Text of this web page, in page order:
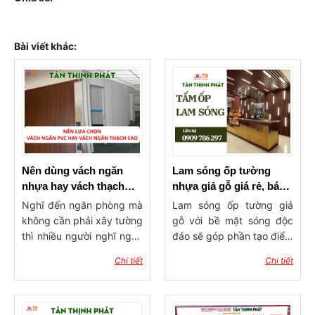
Bài viết khác:
Nên dùng vách ngăn
nhựa hay vách thạch
cao ngăn phòng?
Nghĩ đến ngăn phòng mà
không cần phải xây tường
thì nhiều người nghĩ ngay
biến hiện nay đó là vách
ngăn nhựa và vách thạch
cao. Vậy nên dùng vách
Chi tiết
Lam sóng ốp tường
nhựa giả gỗ giá rẻ, báo
giá lam ốp tường, trần
Lam sóng ốp tường giả
gỗ với bề mặt sóng độc
đáo sẽ góp phần tạo điểm
trình xây dựng. Sản phẩm
có tính ứng dụng rộng rãi,
được dùng trong trang trí
Chi tiết